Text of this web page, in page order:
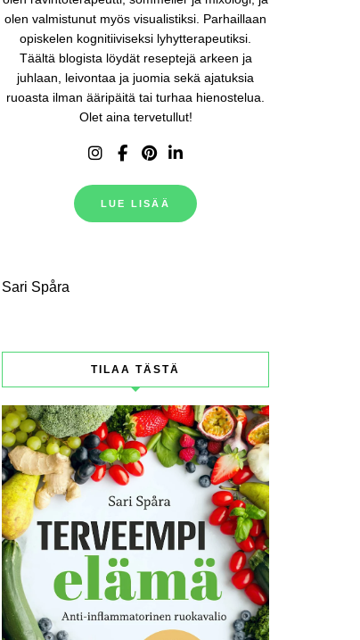
olen valmistunut myös visualistiksi. Parhaillaan
opiskelen kognitiiviseksi lyhytterapeutiksi.
Täältä blogista löydät reseptejä arkeen ja
juhlaan, leivontaa ja juomia sekä ajatuksia
ruoasta ilman ääripäitä tai turhaa hienostelua.
Olet aina tervetullut!
LUE LISÄÄ
Sari Spåra
TILAA TÄSTÄ